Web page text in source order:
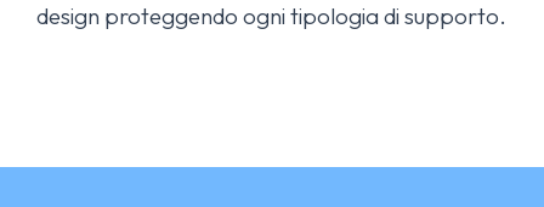
design proteggendo ogni tipologia di supporto.